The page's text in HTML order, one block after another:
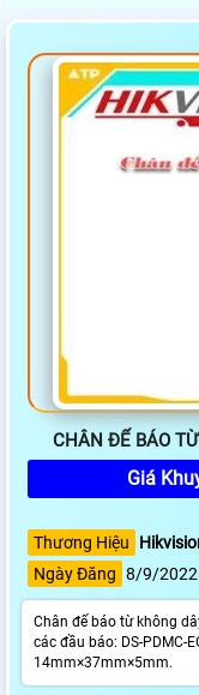
CHÂN ĐẾ BÁO
Giá
Thương Hiệu
Ngày Đăng 8/9/2022
Chân đế báo từ không
các đầu báo: DS-PDMC-
14mm×37mm×5mm.